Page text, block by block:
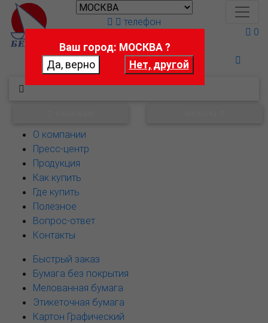
Поможем выбрать
телефон
0
О компании
Пресс-центр
Продукция
Как купить
Где купить
Полезное
Вопрос-ответ
Контакты
Быстрый заказ
Бумага без покрытия
Мелованная бумага
Этикеточная бумага
Картон Графический
Ваш город: МОСКВА ?